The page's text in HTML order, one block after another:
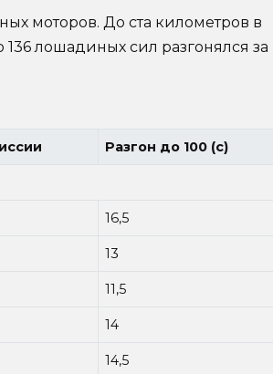
моторов. До ста километров в
лошадиных сил разгонялся за
Разгон до 100 (с)
16,5
13
11,5
14
14,5